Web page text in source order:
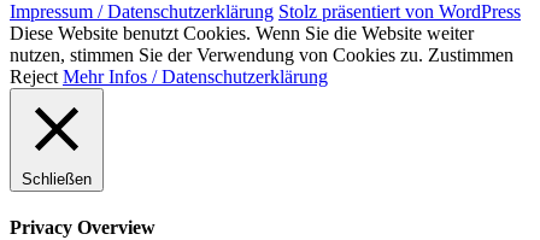
Impressum / Datenschutzerklärung Stolz präsentiert von WordPress
Diese Website benutzt Cookies. Wenn Sie die Website weiter
nutzen, stimmen Sie der Verwendung von Cookies zu. Zustimmen
Reject Mehr Infos / Datenschutzerklärung
Schließen
Privacy Overview